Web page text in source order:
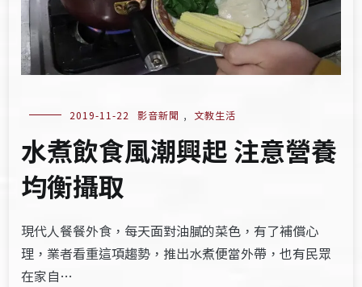
2019-11-22 影音新聞 , 文教生活
水煮飲食風潮興起 注意營養
均衡攝取
現代人餐餐外食，每天面對油膩的菜色，有了補償心
理，業者看重這項趨勢，推出水煮便當外帶，也有民眾
在家自…